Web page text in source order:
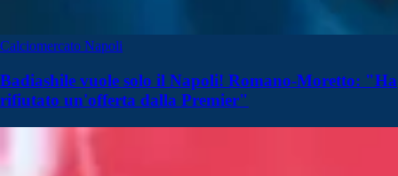
Calciomercato Napoli
Badiashile vuole solo il Napoli! Romano-Moretto: "Ha
rifiutato un'offerta dalla Premier"